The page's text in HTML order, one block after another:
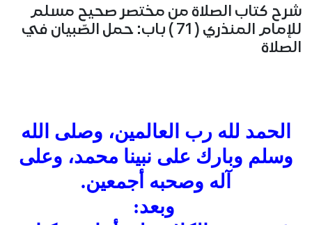
شرح كتاب الصلاة من مختصر صحيح مسلم
للإمام المنذري ( 71 ) باب: حمل الصّبيان في
الصلاة
الحمد لله رب العالمين، وصلى الله
وسلم وبارك على نبينا محمد، وعلى
آله وصحبه أجمعين.
وبعد: